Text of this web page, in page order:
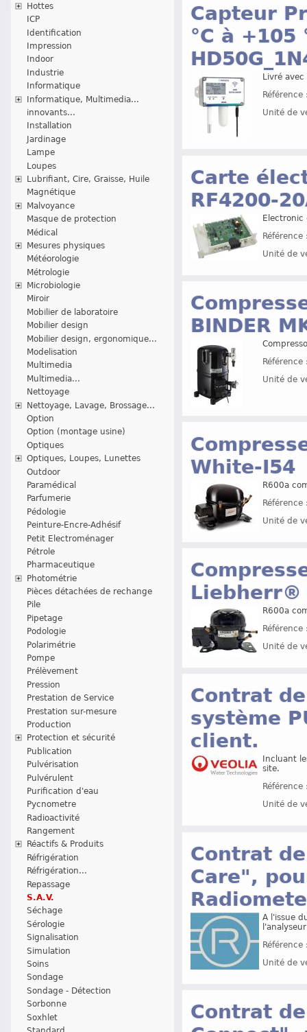
Hottes
ICP
Identification
Impression
Indoor
Industrie
Informatique
Informatique, Multimedia...
innovants...
Installation
Jardinage
Lampe
Loupes
Lubrifiant, Cire, Graisse, Huile
Magnétique
Malvoyance
Masque de protection
Médical
Mesures physiques
Météorologie
Métrologie
Microbiologie
Miroir
Mobilier de laboratoire
Mobilier design
Mobilier design, ergonomique...
Modelisation
Multimedia
Multimedia...
Nettoyage
Nettoyage, Lavage, Brossage...
Option
Option (montage usine)
Optiques
Optiques, Loupes, Lunettes
Outdoor
Paramédical
Parfumerie
Pédologie
Peinture-Encre-Adhésif
Petit Electroménager
Pétrole
Pharmaceutique
Photométrie
Pièces détachées de rechange
Pile
Pipetage
Podologie
Polarimétrie
Pompe
Prélèvement
Pression
Prestation de Service
Prestation sur-mesure
Production
Protection et sécurité
Publication
Pulvérisation
Pulvérulent
Purification d'eau
Pycnometre
Radioactivité
Rangement
Réactifs & Produits
Réfrigération
Réfrigération...
Repassage
S.A.V.
Séchage
Sérologie
Signalisation
Simulation
Soins
Sondage
Sondage - Détection
Sorbonne
Soxhlet
Capteur
°C à +105
Livré
Unité de
Carte
RF4200-
Unité de
BINDER
Unité de
White-I54
R600a
Unité de
Liebherr®
R600a
Unité de
Contrat
système
client.
Incluant
site.
Unité de
Contrat
Care",
A l'issue
Unité de
Contrat